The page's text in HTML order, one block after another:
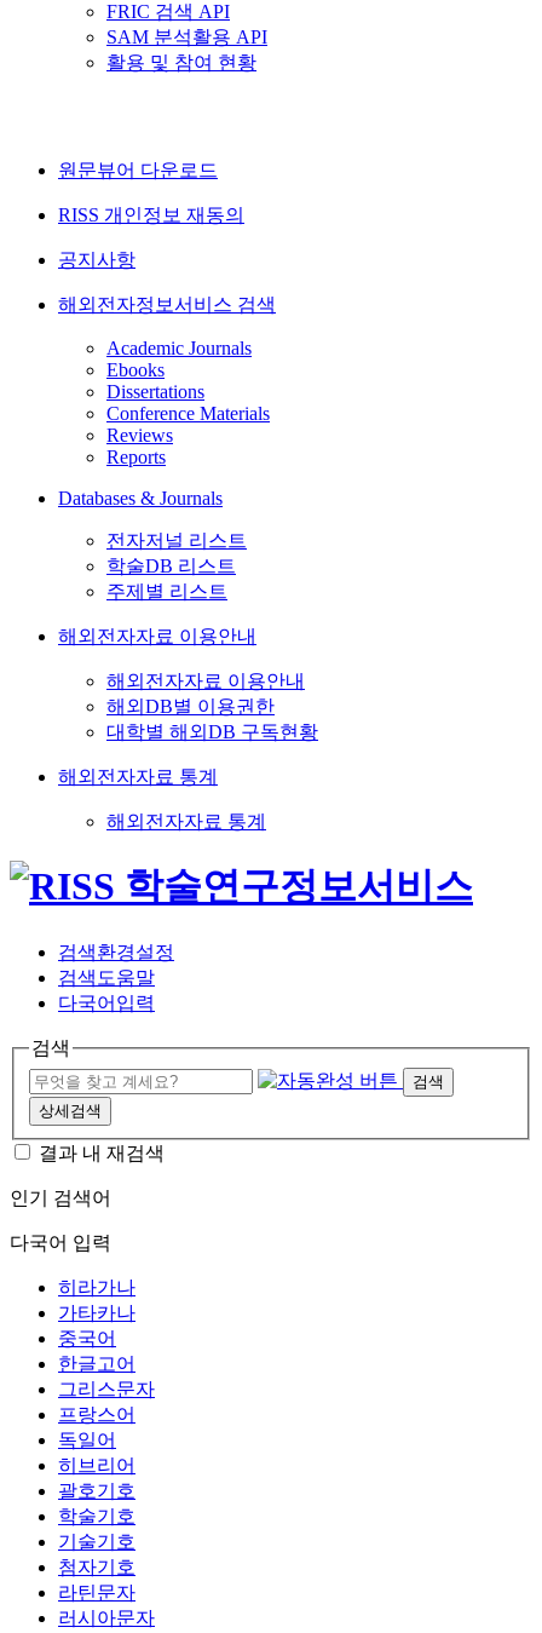
FRIC 검색 API
SAM 분석활용 API
활용 및 참여 현황
원문뷰어 다운로드
RISS 개인정보 재동의
공지사항
해외전자정보서비스 검색
Academic Journals
Ebooks
Dissertations
Conference Materials
Reviews
Reports
Databases & Journals
전자저널 리스트
학술DB 리스트
주제별 리스트
해외전자자료 이용안내
해외전자자료 이용안내
해외DB별 이용권한
대학별 해외DB 구독현황
해외전자자료 통계
해외전자자료 통계
검색환경설정
검색도움말
다국어입력
검색
검색
상세검색
결과 내 재검색
인기 검색어
다국어 입력
히라가나
가타카나
중국어
한글고어
그리스문자
프랑스어
독일어
히브리어
괄호기호
학술기호
기술기호
첨자기호
라틴문자
러시아문자